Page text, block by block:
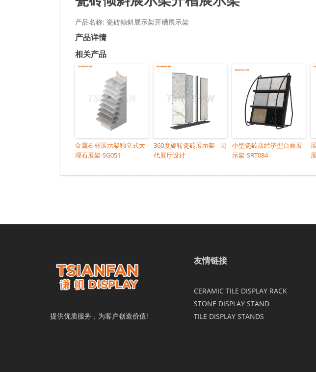
产品名称: 瓷砖倾斜展示架开槽展示架
产品详情
相关产品
金属石材展示架独立式大
理石展架-SG051
360度旋转瓷砖展示架 - 现
代展厅设计
小型瓷砖店经济型台面展
示架-SRT084
提供优质服务，为客户创造价值!
友情链接
CERAMIC TILE DISPLAY RACK
STONE DISPLAY STAND
TILE DISPLAY STANDS